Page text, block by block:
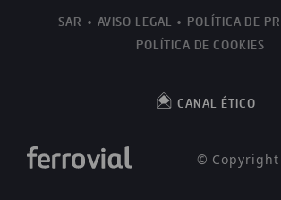
SAR AVISO LEGAL
POLÍTICA DE
POLÍTICA DE COOKIES
CANAL ÉTICO
© Copyright